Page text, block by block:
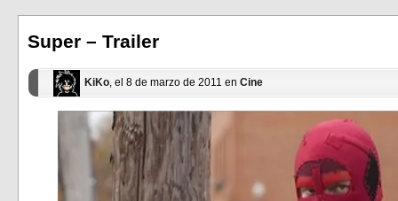
Super – Trailer
KiKo, el 8 de marzo de 2011 en Cine